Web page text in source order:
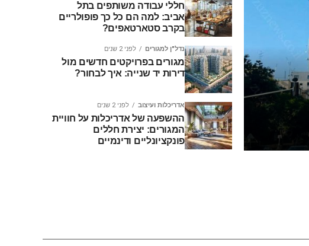
חללי עבודה משותפים בתל
אביב: למה הם כל כך פופולריים
בקרב סטארטאפים?
נדל"ן למגורים לפני 2 שנים
מגורים בפרויקטים חדשים מול
דירות יד שנייה: איך לבחור?
אדריכלות ועיצוב לפני 2 שנים
ההשפעה של אדריכלות על חוויית
המגורים: יצירת חללים
פונקציונליים ודינמיים